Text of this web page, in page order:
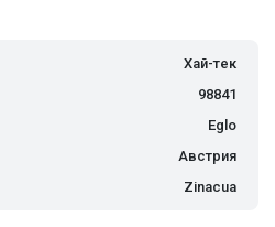
Хай-тек
98841
Eglo
Австрия
Zinacua